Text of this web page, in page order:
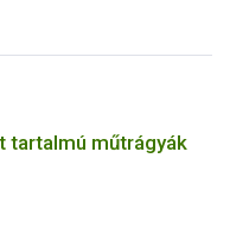
tartalmú műtrágyák